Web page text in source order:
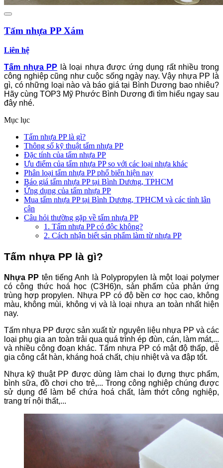
Tấm nhựa PP Xám
Liên hệ
Tấm nhựa PP là loại nhựa được ứng dụng rất nhiều trong
công nghiệp cũng như cuộc sống ngày nay. Vậy nhựa PP là
gì, có những loại nào và báo giá tại Bình Dương bao nhiêu?
Hãy cùng TOP3 Mỹ Phước Bình Dương đi tìm hiểu ngay sau
đây nhé.
Mục lục
Tấm nhựa PP là gì?
Thông số kỹ thuật tấm nhựa PP
Đặc tính của tấm nhựa PP
Ưu điểm của tấm nhựa PP so với các loại nhựa khác
Phân loại tấm nhựa PP phổ biến hiện nay
Báo giá tấm nhựa PP tại Bình Dương, TPHCM
Ứng dụng của tấm nhựa PP
Mua tấm nhựa PP tại Bình Dương, TPHCM và các tỉnh lân
cận
Câu hỏi thường gặp về tấm nhựa PP
1. Tấm nhựa PP có độc không?
2. Cách nhận biết sản phẩm làm từ nhựa PP
Tấm nhựa PP là gì?
Nhựa PP tên tiếng Anh là Polypropylen là một loại polymer
có công thức hoá học (C3H6)n, sản phẩm của phản ứng
trùng hợp propylen. Nhựa PP có độ bền cơ học cao, không
màu, không mùi, không vị và là loại nhựa an toàn nhất hiện
nay.
Tấm nhựa PP được sản xuất từ nguyên liệu nhựa PP và các
loại phụ gia an toàn trải qua quá trình ép đùn, cán, làm mát,...
và nhiều công đoạn khác. Tấm nhựa PP có mật độ thấp, dễ
gia công cắt hàn, kháng hoá chất, chịu nhiệt và va đập tốt.
Nhựa kỹ thuật PP được dùng làm chai lọ đựng thực phẩm,
bình sữa, đồ chơi cho trẻ,... Trong công nghiệp chúng được
sử dụng để làm bể chứa hoá chất, làm thớt công nghiệp,
trang trí nội thất,...